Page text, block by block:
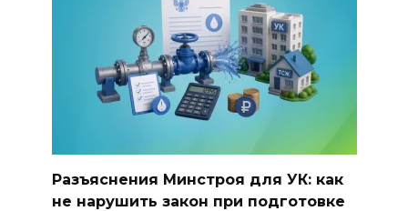
Разъяснения Минстроя для УК: как
не нарушить закон при подготовке